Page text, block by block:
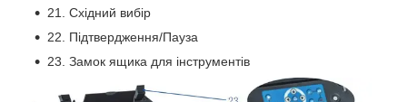
21. Східний вибір
22. Підтвердження/Пауза
23. Замок ящика для інструментів